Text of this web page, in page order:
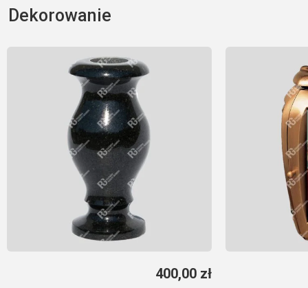
Dekorowanie
400,00 zł